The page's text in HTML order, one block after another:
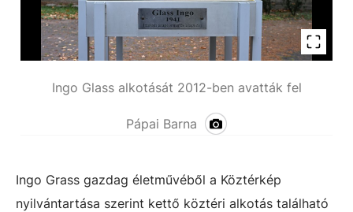
Ingo Glass alkotását 2012-ben avatták fel
Pápai Barna
Ingo Grass gazdag életművéből a Köztérkép
nyilvántartása szerint kettő köztéri alkotás található